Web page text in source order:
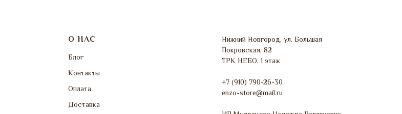
О НАС
Блог
Контакты
Оплата
Доставка
Нижний Новгород, ул. Большая
Покровская, 82
ТРК НЕБО, 1 этаж
+7 (910) 790-26-30
enzo-store@mail.ru